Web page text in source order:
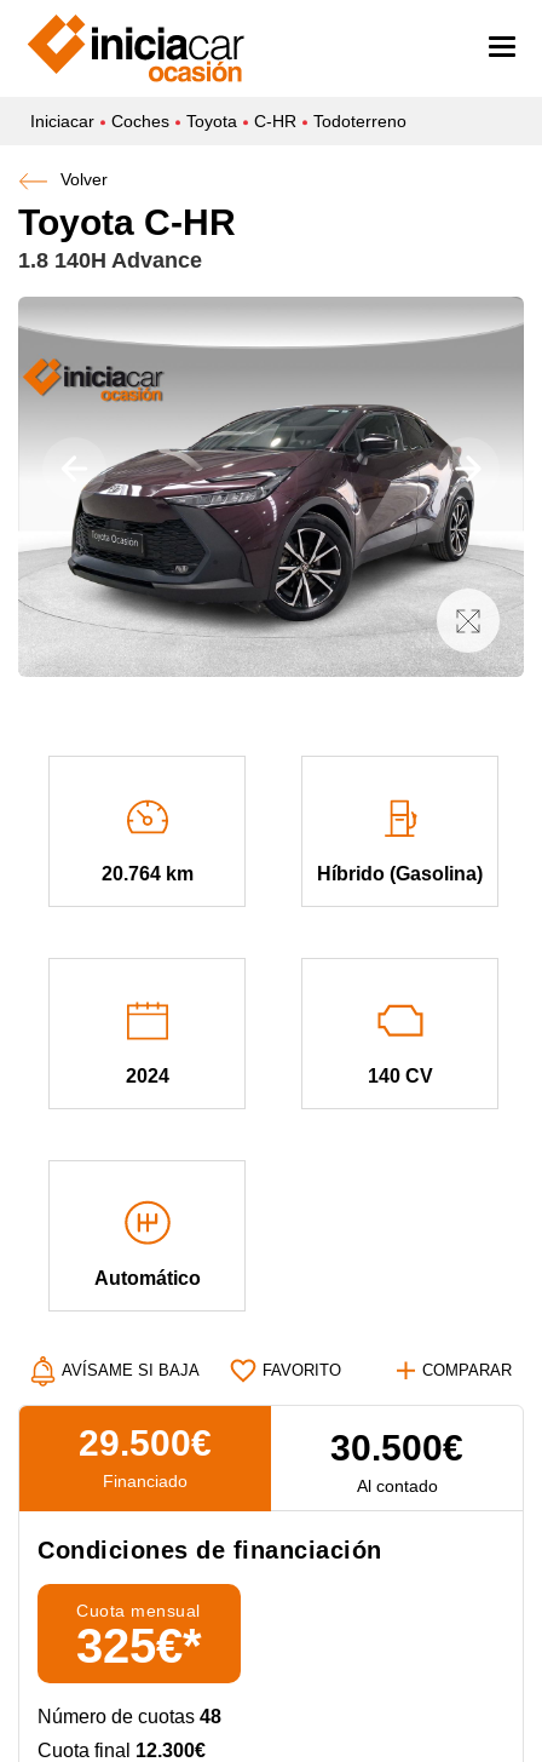
Iniciacar Coches Toyota C-HR Todoterreno
Volver
Toyota C-HR
1.8 140H Advance
20.764 km Híbrido (Gasolina)
2024 140 CV
Automático
AVÍSAME SI BAJA FAVORITO COMPARAR
29.500€
Financiado
30.500€
Al contado
Condiciones de financiación
Cuota mensual
325€*
Número de cuotas 48
Cuota final 12.300€